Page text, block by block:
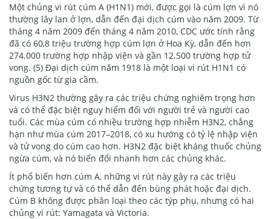
Một chủng vi rút cúm A (H1N1) mới, được gọi là cúm lợn vì nó
thường lây lan ở lợn, dẫn đến đại dịch cúm vào năm 2009. Từ
tháng 4 năm 2009 đến tháng 4 năm 2010, CDC ước tính rằng
đã có 60,8 triệu trường hợp cúm lợn ở Hoa Kỳ, dẫn đến hơn
274.000 trường hợp nhập viện và gần 12.500 trường hợp tử
vong. (5) Đại dịch cúm năm 1918 là một loại vi rút H1N1 có
nguồn gốc từ gia cầm.
Virus H3N2 thường gây ra các triệu chứng nghiêm trọng hơn
và có thể đặc biệt nguy hiểm đối với người trẻ và người cao
tuổi. Các mùa cúm có nhiều trường hợp nhiễm H3N2, chẳng
hạn như mùa cúm 2017–2018, có xu hướng có tỷ lệ nhập viện
và tử vong do cúm cao hơn. H3N2 đặc biệt kháng thuốc chủng
ngừa cúm, và nó biến đổi nhanh hơn các chủng khác.
Ít phổ biến hơn cúm A, những vi rút này gây ra các triệu
chứng tương tự và có thể dẫn đến bùng phát hoặc đại dịch.
Cúm B không được phân loại theo các týp phụ, nhưng có hai
chủng vi rút: Yamagata và Victoria.